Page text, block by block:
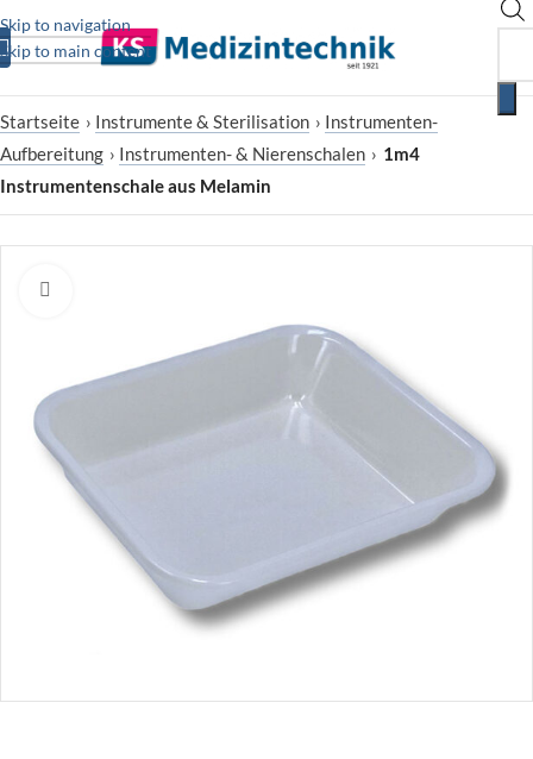
Skip to navigation
Skip to main content
Startseite › Instrumente & Sterilisation › Instrumenten-
Aufbereitung › Instrumenten- & Nierenschalen › 1m4
Instrumentenschale aus Melamin